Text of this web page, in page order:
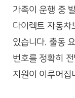
가족이 운행 중
다이렉트 자동차
있습니다. 출동
번호를 정확히
지원이 이루어집